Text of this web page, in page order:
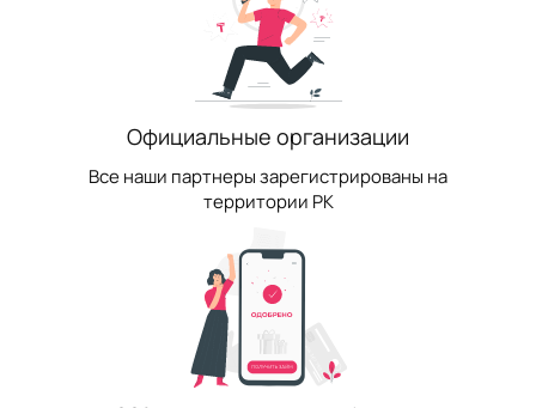
Официальные организации
Все наши партнеры зарегистрированы на
территории РК